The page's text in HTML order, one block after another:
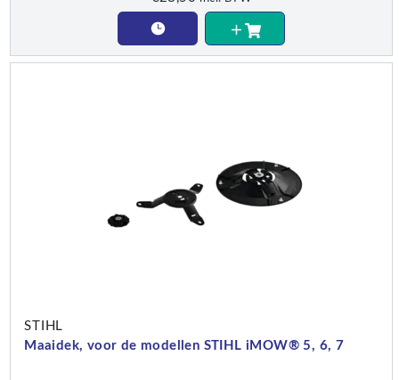
STIHL
Maaidek, voor de modellen STIHL iMOW® 5, 6, 7